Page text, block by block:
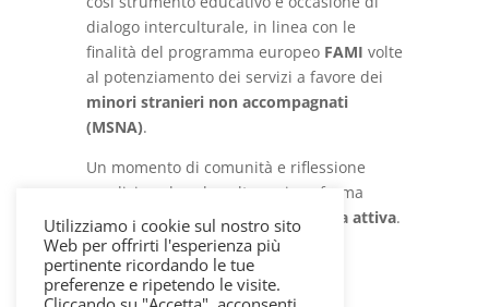
dialogo interculturale, in linea con le
finalità del programma europeo FAMI volte
al potenziamento dei servizi a favore dei
minori stranieri non accompagnati
(MSNA).
Un momento di comunità e riflessione
condivisa, dove la cultura si conferma
motore di
inclusione e cittadinanza attiva.
Utilizziamo i cookie sul nostro sito
Web per offrirti l'esperienza più
pertinente ricordando le tue
preferenze e ripetendo le visite.